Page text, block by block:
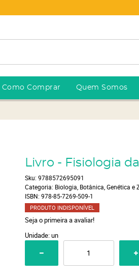
Como Comprar Quem Somos
Livro - Fisiologia
Sku: 9788572695091
Categoria: Biologia, Botânica, Genética e
ISBN: 978-85-7269-509-1
PRODUTO INDISPONÍVEL
Seja o primeira a avaliar!
Unidade: un